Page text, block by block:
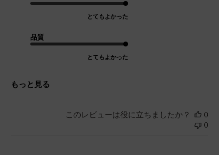
とてもよかった
品質
とてもよかった
もっと見る
このレビューは役に立ちましたか？
0
0